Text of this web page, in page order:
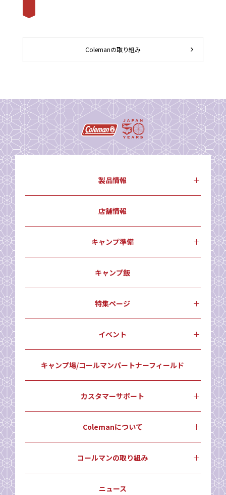
Colemanの取り組み
製品情報
店舗情報
キャンプ準備
キャンプ飯
特集ページ
イベント
キャンプ場/コールマンパートナーフィールド
カスタマーサポート
Colemanについて
コールマンの取り組み
ニュース